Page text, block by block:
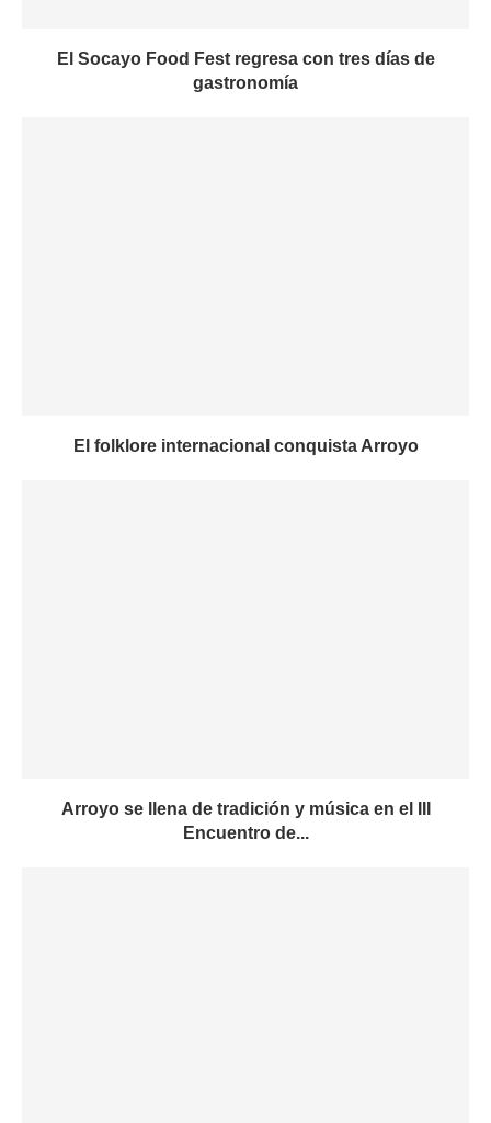
El Socayo Food Fest regresa con tres días de
gastronomía
El folklore internacional conquista Arroyo
Arroyo se llena de tradición y música en el III
Encuentro de...